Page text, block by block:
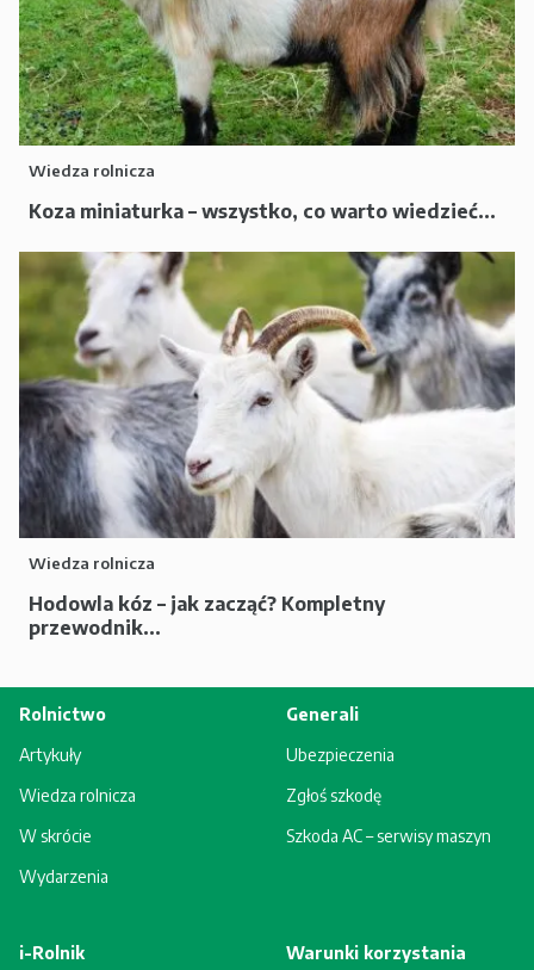
Wiedza rolnicza
Koza miniaturka – wszystko, co warto wiedzieć...
Wiedza rolnicza
Hodowla kóz – jak zacząć? Kompletny
przewodnik...
Rolnictwo
Artykuły
Wiedza rolnicza
W skrócie
Wydarzenia
Generali
Ubezpieczenia
Zgłoś szkodę
Szkoda AC – serwisy maszyn
i-Rolnik Warunki korzystania